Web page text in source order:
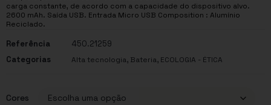
carga constante, de acordo com a capacidade do dispositivo alvo.
2600 mAh. Saída USB. Entrada Micro USB Composition : Alumínio
Reciclado.
Referência
450.21259
Categorias
Alta tecnologia, Bateria, ECOLOGIA - ÉTICA
Cores